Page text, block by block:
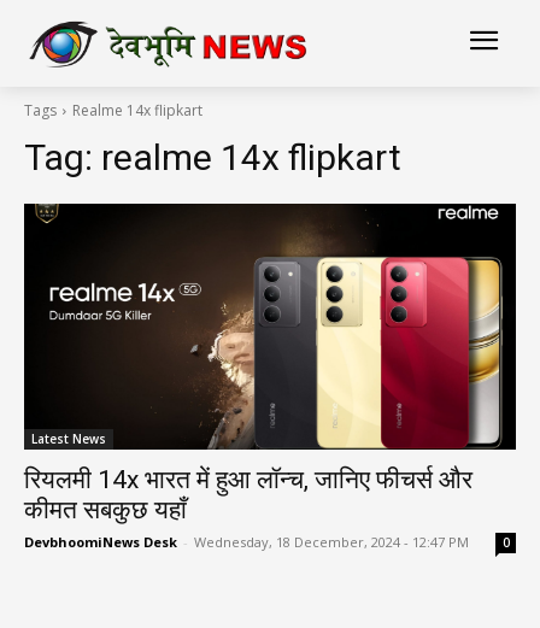
Tags Realme 14x flipkart
Tag: realme 14x flipkart
Latest News
रियलमी 14x भारत में हुआ लॉन्च, जानिए फीचर्स और
कीमत सबकुछ यहाँ
DevbhoomiNews Desk - Wednesday, 18 December, 2024 - 12:47 PM 0